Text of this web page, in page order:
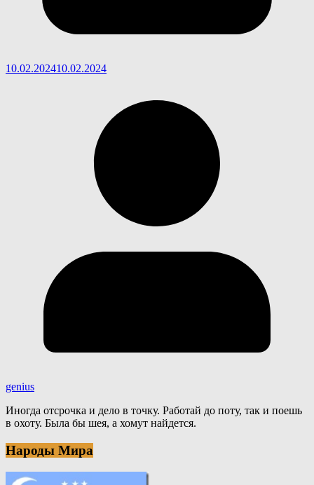
10.02.202410.02.2024
genius
Иногда отсрочка и дело в точку. Работай до поту, так и поешь
в охоту. Была бы шея, а хомут найдется.
Народы Мира